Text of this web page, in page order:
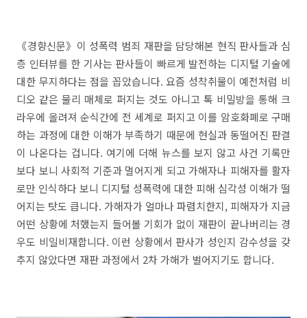
《경향신문》이 성폭력 범죄 재판을 담당해본 현직 판사들과 심
층 인터뷰를 한 기사는 판사들이 빠르게 발전하는 디지털 기술에
대한 무지하다는 점을 꼽았습니다. 요즘 성착취물이 예전처럼 비
디오 같은 물리 매체로 퍼지는 것도 아니고 톡 비밀방을 통해 크
라우에 올려져 순식간에 전 세계로 퍼지고 이를 암호화폐로 구매
하는 과정에 대한 이해가 부족하기 때문에 현실과 동떨어진 판결
이 나온다는 겁니다. 여기에 더해 뉴스를 보지 않고 사건 기록만
보다 보니 사회적 기준과 멀어지게 되고 가해자나 피해자를 활자
로만 인식하다 보니 디지털 성폭력에 대한 피해 심각성 이해가 떨
어지는 탓도 큽니다. 가해자가 얼마나 파렴치한지, 피해자가 지금
어떤 상황에 처했는지 들어볼 기회가 없이 재판이 끝나버리는 경
우도 비일비재합니다. 이런 상황에서 판사가 성인지 감수성을 갖
추지 않았다면 재판 과정에서 2차 가해가 벌어지기도 합니다.